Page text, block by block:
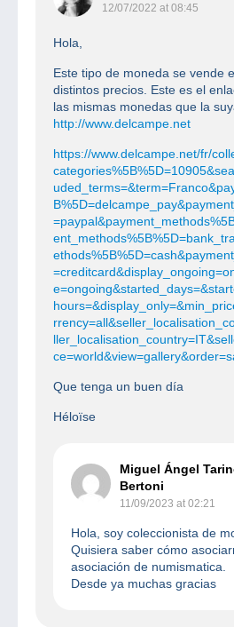
12/07/2022 at 08:45
Hola,
Este tipo de moneda se vende
distintos precios. Este es el
las mismas monedas que la
http://www.delcampe.net
https://www.delcampe.net/fr/
Que tenga un buen día
Héloïse
Miguel Ángel
Bertoni
11/09/2023 at 02:21
Hola, soy coleccionista de
Quisiera saber cómo
asociación de numismatica.
Desde ya muchas gracias